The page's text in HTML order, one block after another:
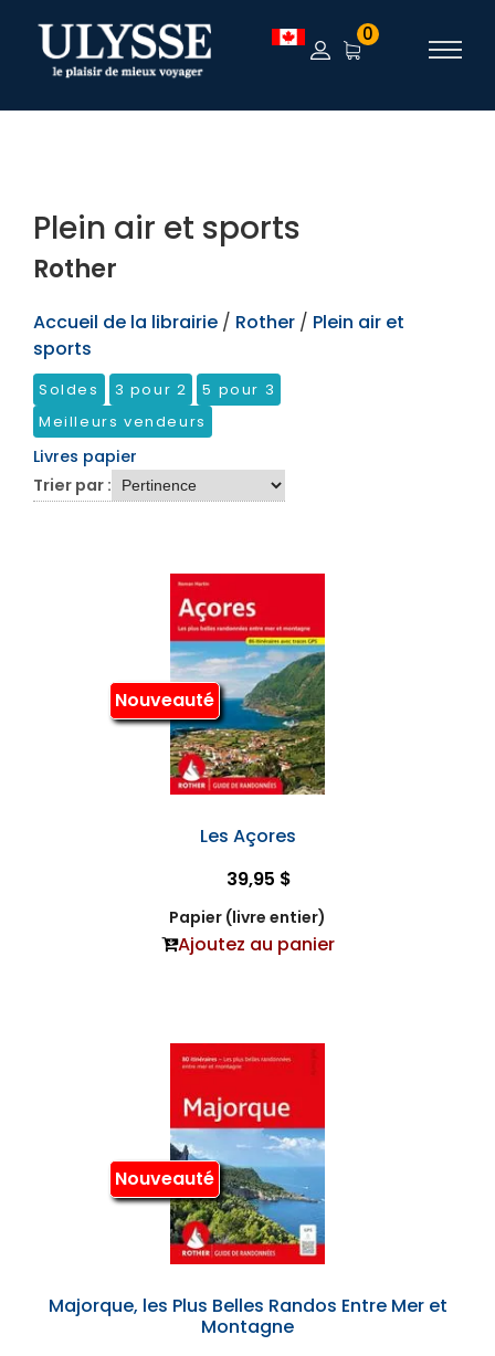
TEST 0
Plein air et sports
Rother
Accueil de la librairie / Rother / Plein air et
sports
Soldes 3 pour 2
5 pour 3
Meilleurs vendeurs
Livres papier
Trier par :
Nouveauté
Les Açores
39,95 $
Papier (livre entier)
Ajoutez au panier
Nouveauté
Majorque, les Plus Belles Randos Entre Mer et
Montagne